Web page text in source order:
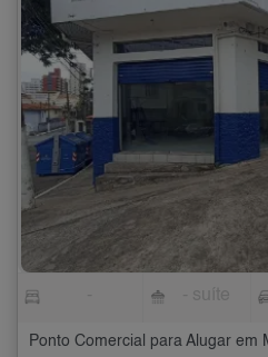
Ponto Comercial para Alugar em